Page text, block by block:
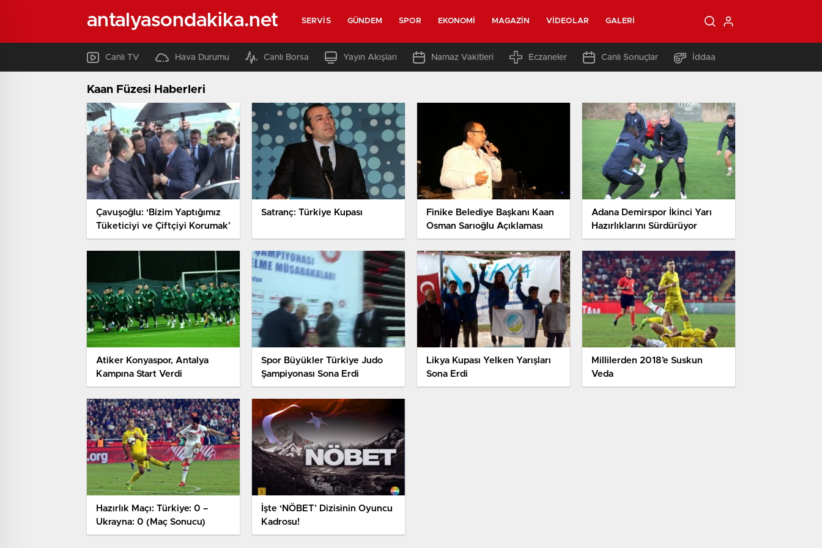
antalyasondakika.net SERVIS GÜNDEM SPOR EKONOMI MAGAZIN VIDEOLAR GALERI
Canlı TV Hava Durumu Canlı Borsa Yayın Akışları Namaz Vakitleri Eczaneler Canlı Sonuçlar İddaa
Kaan Füzesi Haberleri
Çavuşoğlu: ‘Bizim Yaptığımız
Tüketiciyi ve Çiftçiyi Korumak’
Satranç: Türkiye Kupası
Finike Belediye Başkanı Kaan
Osman Sarıoğlu Açıklaması
Adana Demirspor İkinci Yarı
Hazırlıklarını Sürdürüyor
Atiker Konyaspor, Antalya
Kampına Start Verdi
Spor Büyükler Türkiye Judo
Şampiyonası Sona Erdi
Likya Kupası Yelken Yarışları
Sona Erdi
Millilerden 2018’e Suskun
Veda
Hazırlık Maçı: Türkiye: 0 –
Ukrayna: 0 (Maç Sonucu)
İşte ‘NÖBET’ Dizisinin Oyuncu
Kadrosu!